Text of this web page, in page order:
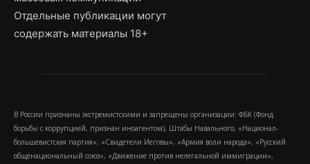
Отдельные публикации могут
содержать материалы 18+
В России признаны экстремистскими и запрещены организации: ФБК (Фонд
борьбы с коррупцией, признан иноагентом), Штабы Навального, «Национал-
большевистская партия», «Свидетели Иеговы», «Армия воли народа», «Русский
общенациональный союз», «Движение против нелегальной иммиграции»,